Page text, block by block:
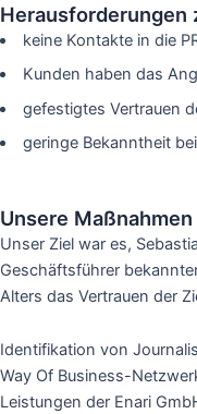
Herausforderungen
keine Kontakte in die
Kunden haben das
gefestigtes Vertrauen
geringe Bekanntheit
Unsere Maßnahmen
Unser Ziel war es,
Geschäftsführer
Alters das Vertrauen der
Identifikation von
Way Of Business-
Leistungen der Enari